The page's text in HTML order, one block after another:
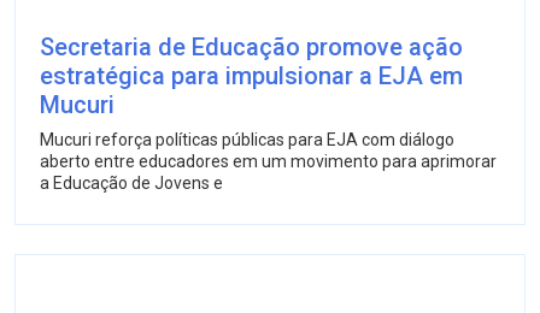
Secretaria de Educação promove ação
estratégica para impulsionar a EJA em
Mucuri
Mucuri reforça políticas públicas para EJA com diálogo
aberto entre educadores em um movimento para aprimorar
a Educação de Jovens e